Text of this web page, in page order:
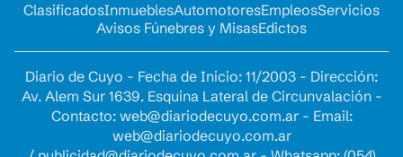
ClasificadosInmueblesAutomotoresEmpleosServicios
Avisos Fúnebres y MisasEdictos
Diario de Cuyo - Fecha de Inicio: 11/2003 - Dirección:
Av. Alem Sur 1639. Esquina Lateral de Circunvalación -
Contacto: web@diariodecuyo.com.ar- Email:
web@diariodecuyo.com.ar